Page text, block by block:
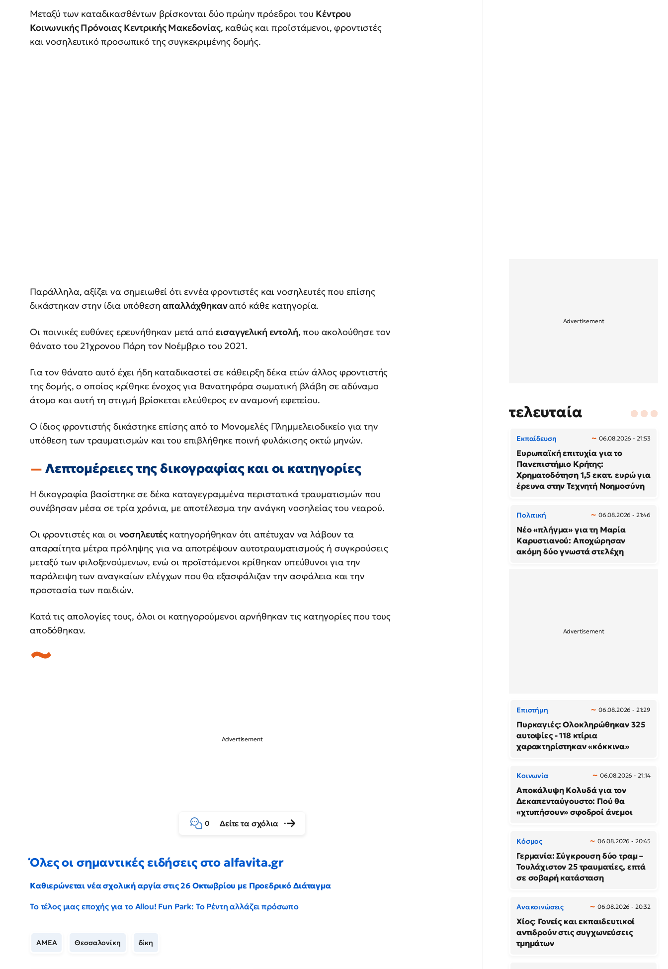
Μεταξύ των καταδικασθέντων βρίσκονται δύο πρώην πρόεδροι του Κέντρου
Κοινωνικής Πρόνοιας Κεντρικής Μακεδονίας, καθώς και προϊστάμενοι, φροντιστές
και νοσηλευτικό προσωπικό της συγκεκριμένης δομής.
Παράλληλα, αξίζει να σημειωθεί ότι εννέα φροντιστές και νοσηλευτές που επίσης
δικάστηκαν στην ίδια υπόθεσηαπαλλάχθηκαναπό κάθε κατηγορία.
Οι ποινικές ευθύνες ερευνήθηκαν μετά απόεισαγγελική εντολή, που ακολούθησε τον
θάνατο του 21χρονου Πάρη τον Νοέμβριο του 2021.
Για τον θάνατο αυτό έχει ήδη καταδικαστεί σε κάθειρξη δέκα ετών άλλος φροντιστής
της δομής, ο οποίος κρίθηκε ένοχος για θανατηφόρα σωματική βλάβη σε αδύναμο
άτομο και αυτή τη στιγμή βρίσκεται ελεύθερος εν αναμονή εφετείου.
Ο ίδιος φροντιστής δικάστηκε επίσης από το Μονομελές Πλημμελειοδικείο για την
υπόθεση των τραυματισμών και του επιβλήθηκε ποινή φυλάκισης οκτώ μηνών.
Λεπτομέρειες της δικογραφίας και οι κατηγορίες
Η δικογραφία βασίστηκε σε δέκα καταγεγραμμένα περιστατικά τραυματισμών που
συνέβησαν μέσα σε τρία χρόνια, με αποτέλεσμα την ανάγκη νοσηλείας του νεαρού.
Οι φροντιστές και οι νοσηλευτές κατηγορήθηκαν ότι απέτυχαν να λάβουν τα
απαραίτητα μέτρα πρόληψης για να αποτρέψουν αυτοτραυματισμούς ή συγκρούσεις
μεταξύ των φιλοξενούμενων, ενώ οι προϊστάμενοι κρίθηκαν υπεύθυνοι για την
παράλειψη των αναγκαίων ελέγχων που θα εξασφάλιζαν την ασφάλεια και την
προστασία των παιδιών.
Κατά τις απολογίες τους, όλοι οι κατηγορούμενοι αρνήθηκαν τις κατηγορίες που τους
αποδόθηκαν.
0 Δείτε τα σχόλια
Όλες οι σημαντικές ειδήσεις στο alfavita.gr
Καθιερώνεται νέα σχολική αργία στις 26 Οκτωβρίου με Προεδρικό Διάταγμα
Το τέλος μιας εποχής για το Allou! Fun Park: Το Ρέντη αλλάζει πρόσωπο
ΑΜΕΑ Θεσσαλονίκη δίκη
τελευταία
Εκπαίδευση 06.08.2026 - 21:53
Ευρωπαϊκή επιτυχία για το
Πανεπιστήμιο Κρήτης:
Χρηματοδότηση 1,5 εκατ. ευρώ για
έρευνα στην Τεχνητή Νοημοσύνη
Πολιτική 06.08.2026 - 21:46
Νέο «πλήγμα» για τη Μαρία
Καρυστιανού: Αποχώρησαν
ακόμη δύο γνωστά στελέχη
Επιστήμη 06.08.2026 - 21:29
Πυρκαγιές: Ολοκληρώθηκαν 325
αυτοψίες - 118 κτίρια
χαρακτηρίστηκαν «κόκκινα»
Κοινωνία 06.08.2026 - 21:14
Αποκάλυψη Κολυδά για τον
Δεκαπενταύγουστο: Πού θα
«χτυπήσουν» σφοδροί άνεμοι
Κόσμος 06.08.2026 - 20:45
Γερμανία: Σύγκρουση δύο τραμ –
Τουλάχιστον 25 τραυματίες, επτά
σε σοβαρή κατάσταση
Ανακοινώσεις 06.08.2026 - 20:32
Χίος: Γονείς και εκπαιδευτικοί
αντιδρούν στις συγχωνεύσεις
τμημάτων